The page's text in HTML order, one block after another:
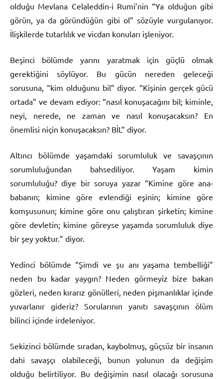
olduğu Mevlana Celaleddin-i Rumi’nin “Ya olduğun gibi
görün, ya da göründüğün gibi ol” sözüyle vurgulanıyor.
İlişkilerde tutarlılık ve vicdan konuları işleniyor.
Beşinci bölümde yarını yaratmak için güçlü olmak
gerektiğini söylüyor. Bu gücün nereden geleceği
sorusuna, “kim olduğunu bil” diyor. “Kişinin gerçek gücü
ortada” ve devam ediyor: “nasıl konuşacağını bil; kiminle,
neyi, nerede, ne zaman ve nasıl konuşacaksın? En
önemlisi niçin konuşacaksın? BİL” diyor.
Altıncı bölümde yaşamdaki sorumluluk ve savaşçının
sorumluluğundan bahsediliyor. Yaşam kimin
sorumluluğu? diye bir soruya yazar “Kimine göre ana-
babanın; kimine göre evlendiği eşinin; kimine göre
komşusunun; kimine göre onu çalıştıran şirketin; kimine
göre devletin; kimine göreyse yaşamda sorumluluk diye
bir şey yoktur.” diyor.
Yedinci bölümde “Şimdi ve şu anı yaşama tembelliği”
neden bu kadar yaygın? Neden görmeyiz bize bakan
gözleri, neden kırarız gönülleri, neden pişmanlıklar içinde
yuvarlanır gideriz? Sorularının yanıtı savaşçının ölüm
bilinci içinde irdeleniyor.
Sekizinci bölümde sıradan, kaybolmuş, güçsüz bir insanın
dahi savaşçı olabileceği, bunun yolunun da değişim
olduğu belirtiliyor. Bu değişimin nasıl olacağı sorusuna